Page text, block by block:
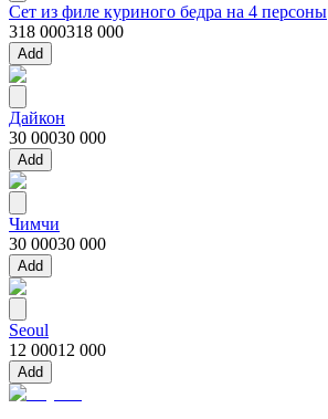
Сет из филе куриного бедра на 4 персоны
318 000318 000
Add
Дайкон
30 00030 000
Add
Чимчи
30 00030 000
Add
Seoul
12 00012 000
Add